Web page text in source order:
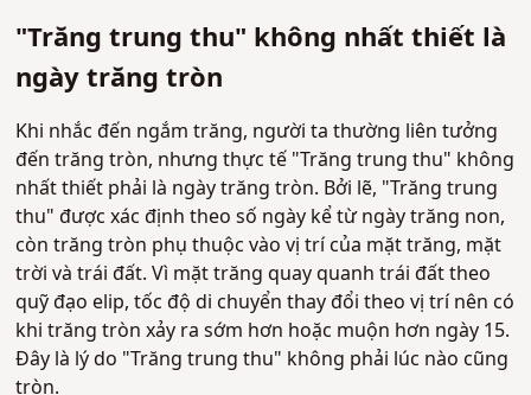
"Trăng trung thu" không nhất thiết là
ngày trăng tròn
Khi nhắc đến ngắm trăng, người ta thường liên tưởng
đến trăng tròn, nhưng thực tế "Trăng trung thu" không
nhất thiết phải là ngày trăng tròn. Bởi lẽ, "Trăng trung
thu" được xác định theo số ngày kể từ ngày trăng non,
còn trăng tròn phụ thuộc vào vị trí của mặt trăng, mặt
trời và trái đất. Vì mặt trăng quay quanh trái đất theo
quỹ đạo elip, tốc độ di chuyển thay đổi theo vị trí nên có
khi trăng tròn xảy ra sớm hơn hoặc muộn hơn ngày 15.
Đây là lý do "Trăng trung thu" không phải lúc nào cũng
tròn.